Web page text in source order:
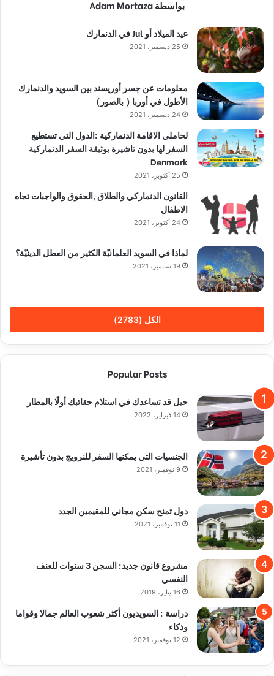
بواسطة Adam Mortaza
عيد الميلاد أو Jul في الدنمارك
25 ديسمبر، 2021
معلومات عن جسر أوريسند بين السويد والدنمارك
الأطول في أوربا ( بالصور)
24 ديسمبر، 2021
لحاملي الاقامة الدنماركية :الدول التي تستطيع
السفر لها بدون تاشيرة بوثيقة السفر الدنماركية
Denmark
25 أكتوبر، 2021
القانون الدنماركي والطلاق ,الحقوق والواجبات تجاه
الاطفال
24 أكتوبر، 2021
لماذا في السويد العلمانيّة الكثير من العطل الدينيّة؟
19 سبتمبر، 2021
الكل (2783)
Popular Posts
حيل قد تساعدك في استلام حقائبك أولًا بالمطار
14 فبراير، 2022
الجنسيات التي يمكنها السفر للنرويج بدون تأشيرة
9 نوفمبر، 2021
دول تمنح سكن مجاني للمقيمين الجدد
11 نوفمبر، 2021
مشروع قانون جديد: السجن 3 سنوات للعنف
النفسي
16 يناير، 2019
دراسة : السويديون أكثر شعوب العالم جمالا وقواما
وذكاء
12 نوفمبر، 2021